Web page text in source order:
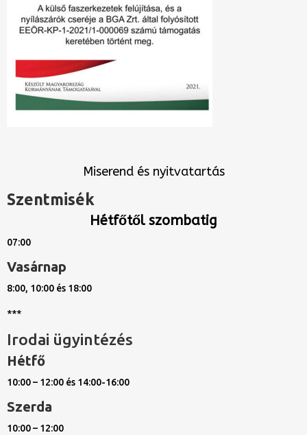
Miserend és nyitvatartás
Szentmisék
Hétfőtől szombatig
07:00
Vasárnap
8:00, 10:00 és 18:00
***
Irodai ügyintézés
Hétfő
10:00 – 12:00 és 14:00-16:00
Szerda
10:00 – 12:00